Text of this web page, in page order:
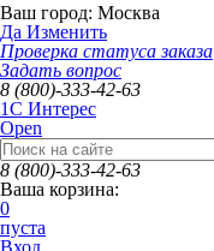
Ваш город: Москва
Да Изменить
Проверка статуса заказа
Задать вопрос
8 (800)-333-42-63
1C Интерес
Open
8 (800)-333-42-63
Ваша корзина:
0
пуста
Вход